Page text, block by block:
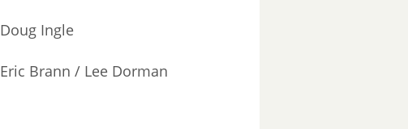
Doug Ingle
Eric Brann / Lee Dorman